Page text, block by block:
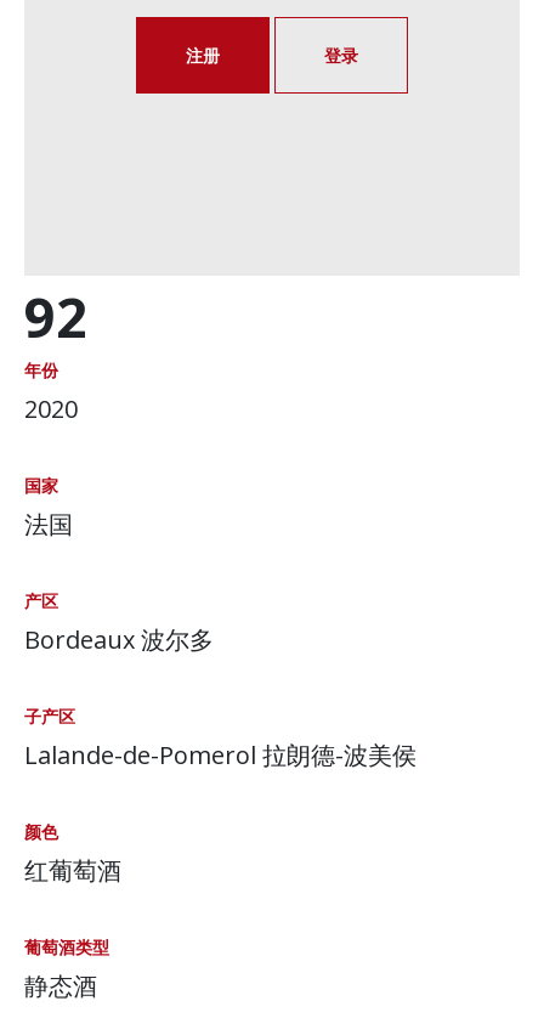
92
年份
2020
国家
法国
产区
Bordeaux 波尔多
子产区
Lalande-de-Pomerol 拉朗德-波美侯
颜色
红葡萄酒
葡萄酒类型
静态酒
注册 登录